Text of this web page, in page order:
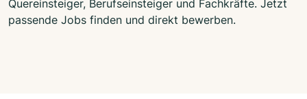
Quereinsteiger, Berufseinsteiger und Fachkräfte. Jetzt
passende Jobs finden und direkt bewerben.